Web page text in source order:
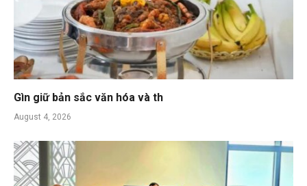
Gìn giữ bản sắc văn hóa và th
August 4, 2026